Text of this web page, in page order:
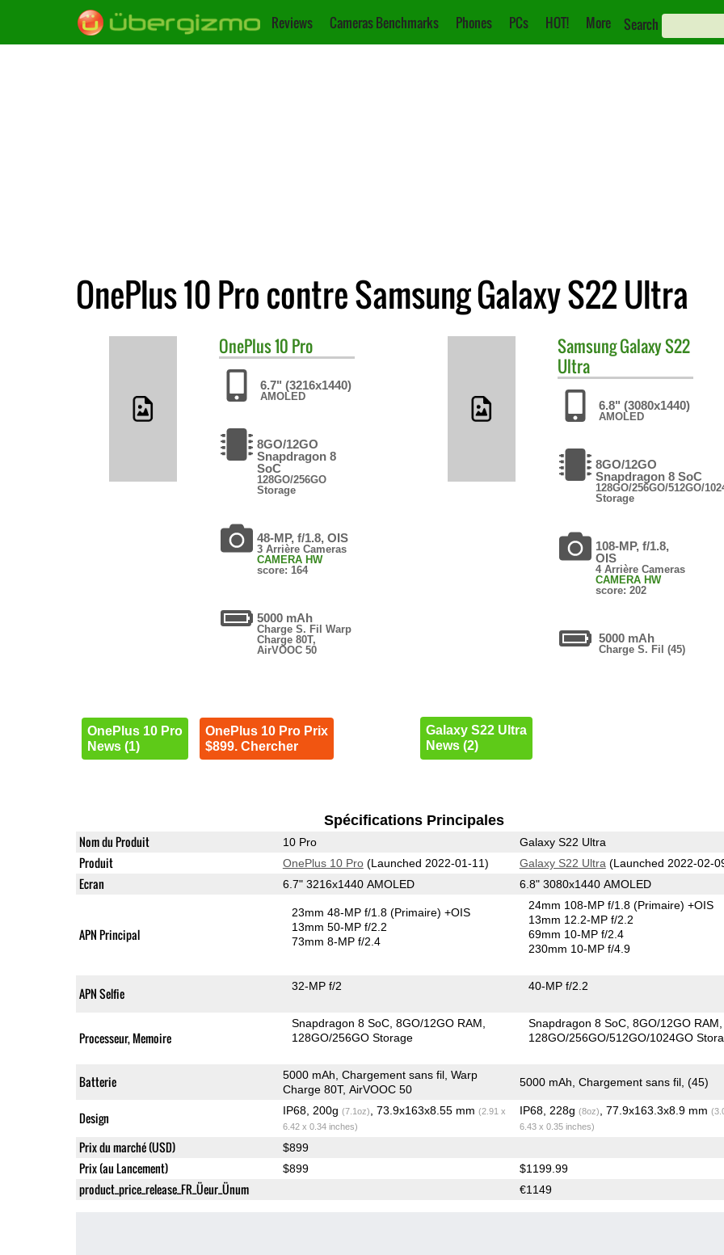
Reviews Cameras Benchmarks Phones PCs HOT! More Search
OnePlus 10 Pro contre Samsung Galaxy S22 Ultra
OnePlus10 Pro
6.7" (3216x1440)
AMOLED
8GO/12GO
Snapdragon 8
SoC
128GO/256GO
Storage
48-MP, f/1.8, OIS
3 Arrière Cameras
CAMERA HW
score: 164
5000 mAh
Charge S. Fil Warp
Charge 80T,
AirVOOC 50
OnePlus 10 Pro
News (1)
OnePlus 10 Pro Prix
$899. Chercher
SamsungGalaxy S22
Ultra
6.8" (3080x1440)
AMOLED
8GO/12GO
Snapdragon 8 SoC
128GO/256GO/512GO/
Storage
108-MP, f/1.8,
OIS
4 Arrière Cameras
CAMERA HW
score: 202
5000 mAh
Charge S. Fil (45)
Galaxy S22 Ultra
News (2)
Spécifications Principales
Nom du Produit 10 Pro Galaxy S22 Ultra
Produit OnePlus 10 Pro(Launched 2022-01-11) Galaxy S22 Ultra (Launched 2022-02-
Ecran 6.7" 3216x1440 AMOLED 6.8" 3080x1440 AMOLED
APN Principal
23mm 48-MP f/1.8(Primaire) +OIS
13mm 50-MP f/2.2
73mm 8-MP f/2.4
24mm 108-MP f/1.8(Primaire) +OIS
13mm 12.2-MP f/2.2
69mm 10-MP f/2.4
230mm 10-MP f/4.9
APN Selfie 32-MP f/2 40-MP f/2.2
Processeur, Memoire
Snapdragon 8 SoC 8GO/12GO RAM
128GO/256GO Storage
Snapdragon 8 SoC 8GO/12GO RAM
128GO/256GO/512GO/1024GO
Batterie
5000 mAh, Chargement sans fil, Warp
Charge 80T, AirVOOC 50
5000 mAh, Chargement sans fil, (45)
Design IP68, 200g (7.1oz) , 73.9x163x8.55 mm (2.91 x
6.42 x 0.34 inches)
IP68, 228g (8oz) , 77.9x163.3x8.9 mm
6.43 x 0.35 inches)
Prix du marché (USD) $899
Prix (au Lancement) $899 $1199.99
product_price_release_FR_Üeur_Ünum €1149